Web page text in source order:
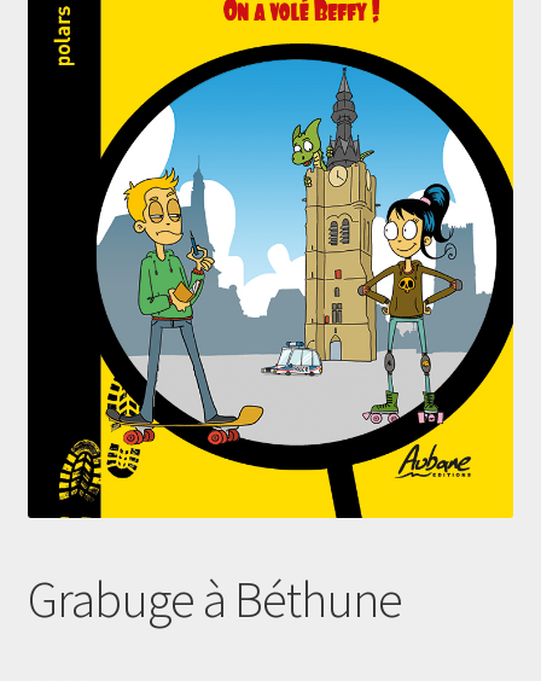
Grabuge à Béthune